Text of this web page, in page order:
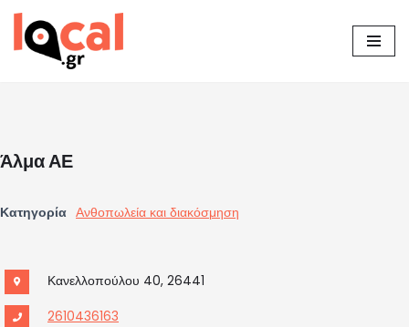
Μεταπηδήστε
Άλμα ΑΕ
Κατηγορία Ανθοπωλεία και διακόσμηση
Κανελλοπούλου 40, 26441
2610436163